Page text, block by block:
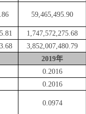
59,465,495.90
1,747,572,275.68
3,852,007,480.79
2019年
0.2016
0.2016
0.0974